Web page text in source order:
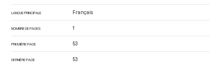
LANGUE PRINCIPALE Français
NOMBRE DE PAGES 1
PREMIÈRE PAGE 53
DERNIÈRE PAGE 53